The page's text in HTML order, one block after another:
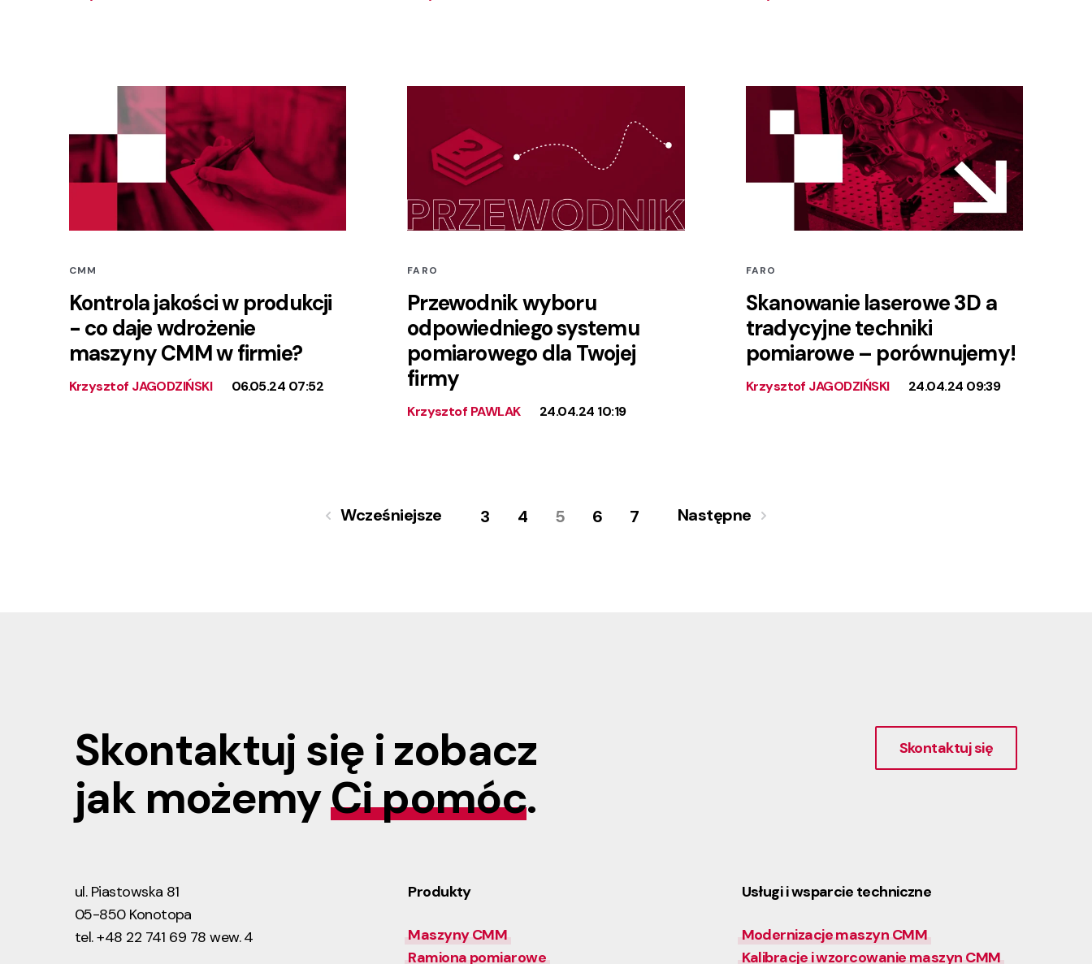
CMM
Kontrola jakości w produkcji
- co daje wdrożenie
maszyny CMM w firmie?
Krzysztof JAGODZIŃSKI 06.05.24 07:52
FARO
Przewodnik wyboru
odpowiedniego systemu
pomiarowego dla Twojej
firmy
Krzysztof PAWLAK 24.04.24 10:19
FARO
Skanowanie laserowe 3D a
tradycyjne techniki
pomiarowe – porównujemy!
Krzysztof JAGODZIŃSKI 24.04.24 09:39
Wcześniejsze 3 4 5 6 7 Następne
Skontaktuj się i zobacz
jak możemyCi pomóc.
Skontaktuj się
ul. Piastowska 81
05-850 Konotopa
tel. +48 22 741 69 78 wew. 4
Produkty
Maszyny CMM
Ramiona pomiarowe
Usługi i wsparcie techniczne
Modernizacje maszyn CMM
Kalibracje i wzorcowanie maszyn CMM